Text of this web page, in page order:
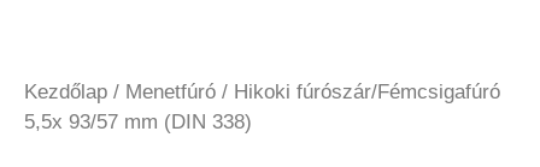
Kezdőlap / Menetfúró / Hikoki fúrószár/Fémcsigafúró
5,5x 93/57 mm (DIN 338)